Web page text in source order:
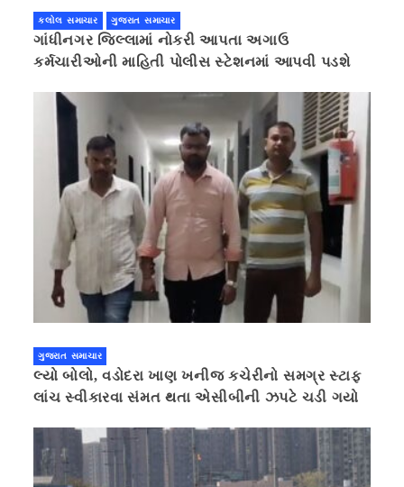
કલોલ સમાચાર ગુજરાત સમાચાર
ગાંધીનગર જિલ્લામાં નોકરી આપતા અગાઉ
કર્મચારીઓની માહિતી પોલીસ સ્ટેશનમાં આપવી પડશે
ગુજરાત સમાચાર
લ્યો બોલો, વડોદરા ખાણ ખનીજ કચેરીનો સમગ્ર સ્ટાફ
લાંચ સ્વીકારવા સંમત થતા એસીબીની ઝપટે ચડી ગયો